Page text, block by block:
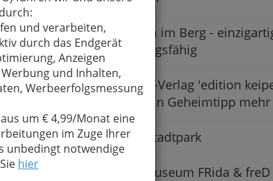
und verarbeiten,
durch das Endgerät
Anzeigen
und Inhalten,
Werbeerfolgsmessung
um € 4,99/Monat eine
im Zuge Ihrer
unbedingt notwendige
hier
Der Dom im Berg -
wandlungsfähig
Literatur-Verlag 'edition
lange kein Geheimtipp mehr
Forum Stadtpark
Kindermuseum FRida & freD